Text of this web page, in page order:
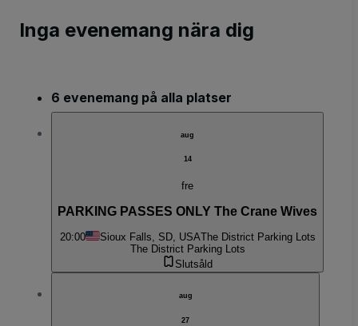
Inga evenemang nära dig
6 evenemang på alla platser
aug
14
fre
PARKING PASSES ONLY The Crane Wives
20:00 Sioux Falls, SD, USAThe District Parking Lots
The District Parking Lots
Slutsåld
aug
27